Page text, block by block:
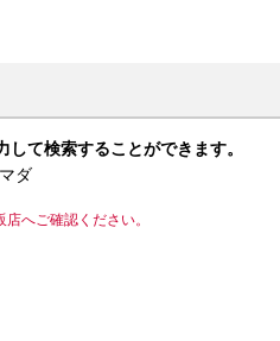
て検索することができます。
ダ
へご確認ください。